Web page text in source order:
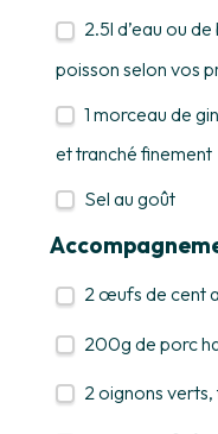
2.5l d’eau ou
poisson selon vos
1 morceau de
et tranché finement
Sel au goût
2œufs de cent
200g de porc
2 oignons